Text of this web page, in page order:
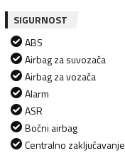
SIGURNOST
ABS
Airbag za suvozača
Airbag za vozača
Alarm
ASR
Bočni airbag
Centralno zaključavanje